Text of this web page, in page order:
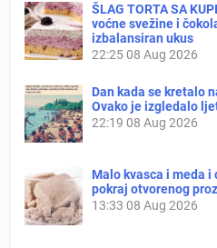
ŠLAG TORTA SA
voćne svežine i
izbalansiran ukus
22:2508 Aug 2026
Dan kada se kretalo
Ovako je izgledalo
22:19 08 Aug 2026
Malo kvasca i meda
pokraj otvorenog
13:33 08 Aug 2026